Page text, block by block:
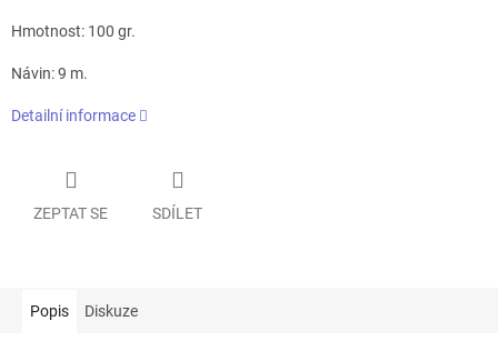
Hmotnost: 100 gr.
Návin: 9 m.
Detailní informace
ZEPTAT SE SDÍLET
Popis Diskuze